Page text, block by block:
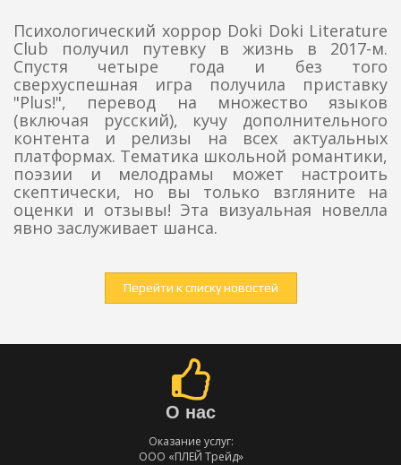
Психологический хоррор Doki Doki Literature
Club получил путевку в жизнь в 2017-м.
Спустя четыре года и без того
сверхуспешная игра получила приставку
"Plus!", перевод на множество языков
(включая русский), кучу дополнительного
контента и релизы на всех актуальных
платформах. Тематика школьной романтики,
поэзии и мелодрамы может настроить
скептически, но вы только взгляните на
оценки и отзывы! Эта визуальная новелла
явно заслуживает шанса.
Перейти к списку новостей
О нас
Оказание услуг:
ООО «ПЛЕЙ Трейд»